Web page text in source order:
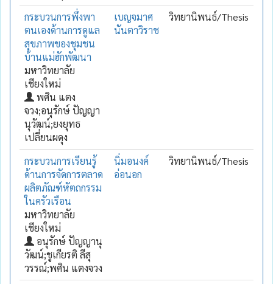
กระบวนการพึ่งพา
ตนเองด้านการดูแล
สุขภาพของชุมชน
บ้านแม่ฮักพัฒนา
มหาวิทยาลัย
เชียงใหม่
พศิน แตง
จวง;อนุรักษ์ ปัญญา
นุวัฒน์;ยงยุทธ
เปลี่ยนผดุง
เบญจมาศ
นันตาวิราช
วิทยานิพนธ์/Thesis
กระบวนการเรียนรู้
ด้านการจัดการตลาด
ผลิตภัณฑ์หัตถกรรม
ในครัวเรือน
มหาวิทยาลัย
เชียงใหม่
อนุรักษ์ ปัญญานุ
วัฒน์;ชูเกียรติ ลีสุ
วรรณ์;พศิน แตงจวง
นิ่มอนงค์
อ่อนอก
วิทยานิพนธ์/Thesis